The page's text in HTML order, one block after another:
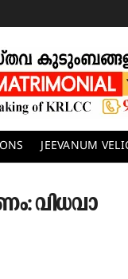
JEEVANUM
വിധവാ